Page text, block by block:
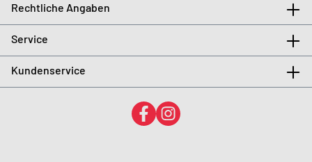
Rechtliche Angaben
Service
Kundenservice